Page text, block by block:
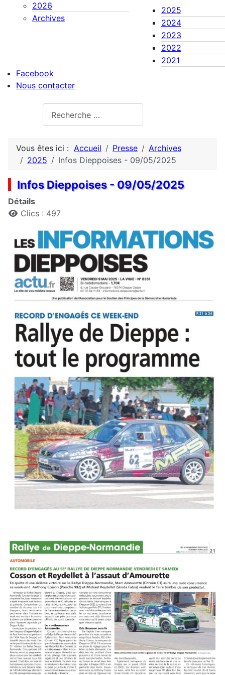
2026
Archives
2025
2024
2023
2022
2021
Facebook
Nous contacter
Vous êtes ici : Accueil Presse
Archives
2025
Infos Dieppoises - 09/05/2025
Infos Dieppoises - 09/05/2025
Détails
Clics : 497